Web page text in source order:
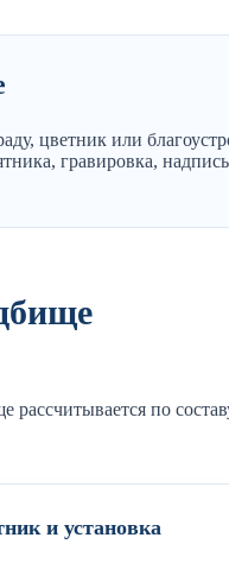
цветник или
гравировка,
по
и установка